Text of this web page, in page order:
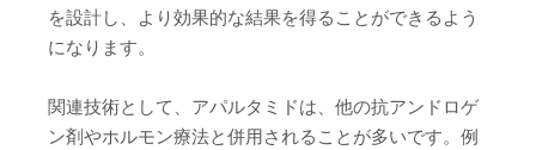
を設計し、より効果的な結果を得ることができるよう
になります。
関連技術として、アパルタミドは、他の抗アンドロゲ
ン剤やホルモン療法と併用されることが多いです。例